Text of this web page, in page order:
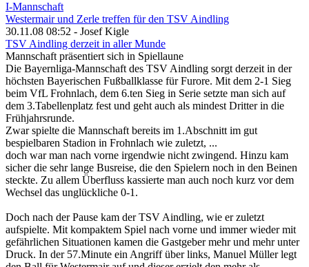
I-Mannschaft
Westermair und Zerle treffen für den TSV Aindling
30.11.08 08:52 - Josef Kigle
TSV Aindling derzeit in aller Munde
Mannschaft präsentiert sich in Spiellaune
Die Bayernliga-Mannschaft des TSV Aindling sorgt derzeit in der
höchsten Bayerischen Fußballklasse für Furore. Mit dem 2-1 Sieg
beim VfL Frohnlach, dem 6.ten Sieg in Serie setzte man sich auf
dem 3.Tabellenplatz fest und geht auch als mindest Dritter in die
Frühjahrsrunde.
Zwar spielte die Mannschaft bereits im 1.Abschnitt im gut
bespielbaren Stadion in Frohnlach wie zuletzt, ...
doch war man nach vorne irgendwie nicht zwingend. Hinzu kam
sicher die sehr lange Busreise, die den Spielern noch in den Beinen
steckte. Zu allem Überfluss kassierte man auch noch kurz vor dem
Wechsel das unglückliche 0-1.
Doch nach der Pause kam der TSV Aindling, wie er zuletzt
aufspielte. Mit kompaktem Spiel nach vorne und immer wieder mit
gefährlichen Situationen kamen die Gastgeber mehr und mehr unter
Druck. In der 57.Minute ein Angriff über links, Manuel Müller legt